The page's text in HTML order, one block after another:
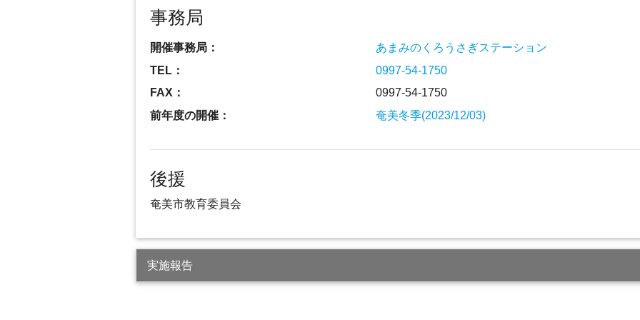
事務局
開催事務局：
あまみのくろうさぎステーション
TEL：
0997-54-1750
FAX：
0997-54-1750
前年度の開催：
奄美冬季(2023/12/03)
後援
奄美市教育委員会
実施報告